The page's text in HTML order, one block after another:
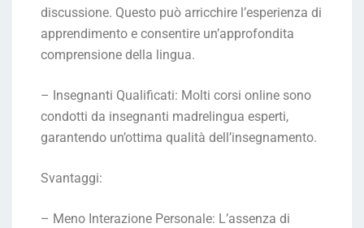
discussione. Questo può arricchire l’esperienza di
apprendimento e consentire un’approfondita
comprensione della lingua.
– Insegnanti Qualificati: Molti corsi online sono
condotti da insegnanti madrelingua esperti,
garantendo un’ottima qualità dell’insegnamento.
Svantaggi:
– Meno Interazione Personale: L’assenza di